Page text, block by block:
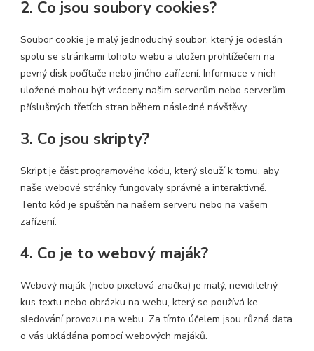
2. Co jsou soubory cookies?
Soubor cookie je malý jednoduchý soubor, který je odeslán
spolu se stránkami tohoto webu a uložen prohlížečem na
pevný disk počítače nebo jiného zařízení. Informace v nich
uložené mohou být vráceny našim serverům nebo serverům
příslušných třetích stran během následné návštěvy.
3. Co jsou skripty?
Skript je část programového kódu, který slouží k tomu, aby
naše webové stránky fungovaly správně a interaktivně.
Tento kód je spuštěn na našem serveru nebo na vašem
zařízení.
4. Co je to webový maják?
Webový maják (nebo pixelová značka) je malý, neviditelný
kus textu nebo obrázku na webu, který se používá ke
sledování provozu na webu. Za tímto účelem jsou různá data
o vás ukládána pomocí webových majáků.